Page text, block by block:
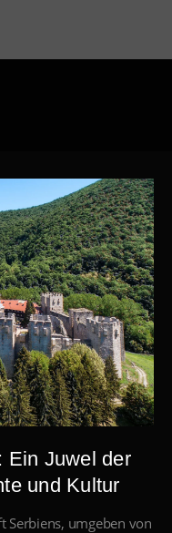
Ein Juwel der
und Kultur
Serbiens, umgeben von